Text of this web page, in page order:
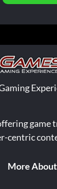
game
centric
More